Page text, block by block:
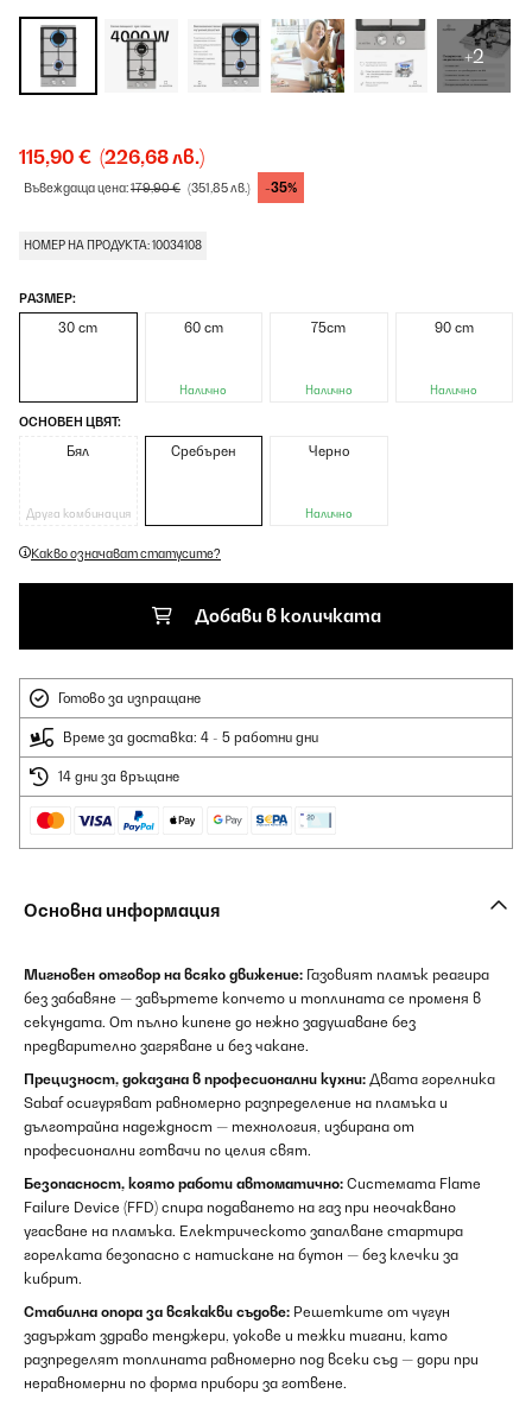
+2
115,90 € (226,68 лв.)
Въвеждаща цена:179,90 € (351,85 лв.) -35%
НОМЕР НА ПРОДУКТА: 10034108
РАЗМЕР:
30 cm 60 cm
Налично
75cm
Налично
90 cm
Налично
ОСНОВЕН ЦВЯТ:
Бял
Друга комбинация
Сребърен Черно
Налично
Какво означават статусите?
Добави в количката
Готово за изпращане
Време за доставка: 4 - 5 работни дни
14 дни за връщане
Основна информация
Мигновен отговор на всяко движение: Газовият пламък реагира
без забавяне — завъртете копчето и топлината се променя в
секундата. От пълно кипене до нежно задушаване без
предварително загряване и без чакане.
Прецизност, доказана в професионални кухни: Двата горелника
Sabaf осигуряват равномерно разпределение на пламъка и
дълготрайна надеждност — технология, избирана от
професионални готвачи по целия свят.
Безопасност, която работи автоматично: Системата Flame
Failure Device (FFD) спира подаването на газ при неочаквано
угасване на пламъка. Електрическото запалване стартира
горелката безопасно с натискане на бутон — без клечки за
кибрит.
Стабилна опора за всякакви съдове: Решетките от чугун
задържат здраво тенджери, уокове и тежки тигани, като
разпределят топлината равномерно под всеки съд — дори при
неравномерни по форма прибори за готвене.